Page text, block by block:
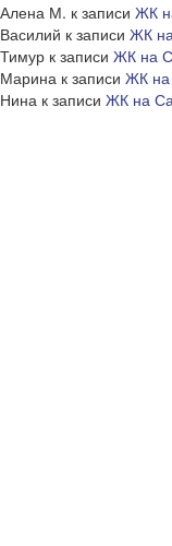
Алена М. к записи ЖК
Василий к записи ЖК
Тимур к записи ЖК на
Марина к записи ЖК на
Нина к записи ЖК на